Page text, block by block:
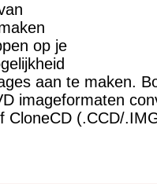
op je
aan te maken.
imageformaten
CloneCD (.CCD/